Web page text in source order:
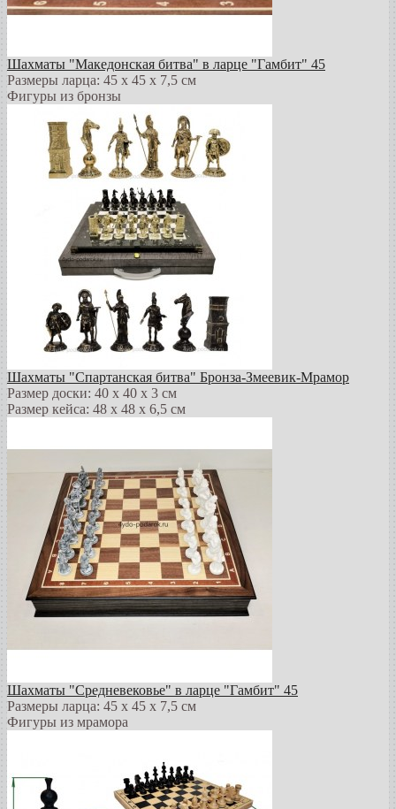
Шахматы "Македонская битва" в ларце "Гамбит" 45
Размеры ларца: 45 x 45 х 7,5 см
Фигуры из бронзы
Шахматы "Спартанская битва" Бронза-Змеевик-Мрамор
Размер доски: 40 х 40 х 3 см
Размер кейса: 48 х 48 х 6,5 см
Шахматы "Средневековье" в ларце "Гамбит" 45
Размеры ларца: 45 x 45 х 7,5 см
Фигуры из мрамора